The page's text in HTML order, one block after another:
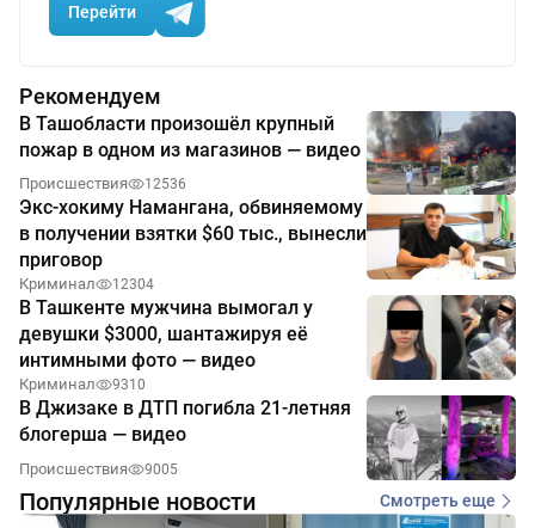
Перейти
Рекомендуем
В Ташобласти произошёл крупный
пожар в одном из магазинов — видео
Происшествия 12536
Экс-хокиму Намангана, обвиняемому
в получении взятки $60 тыс., вынесли
приговор
Криминал 12304
В Ташкенте мужчина вымогал у
девушки $3000, шантажируя её
интимными фото — видео
Криминал 9310
В Джизаке в ДТП погибла 21-летняя
блогерша — видео
Происшествия 9005
Популярные новости Смотреть еще